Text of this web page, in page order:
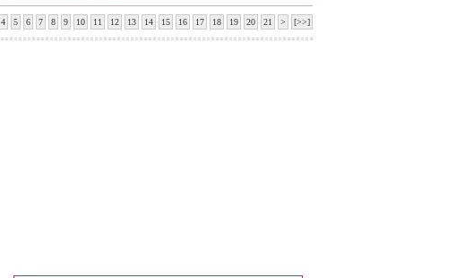
4 5 6 7 8 9 10 11 12 13 14 15 16 17 18 19 20 21 > [>>]